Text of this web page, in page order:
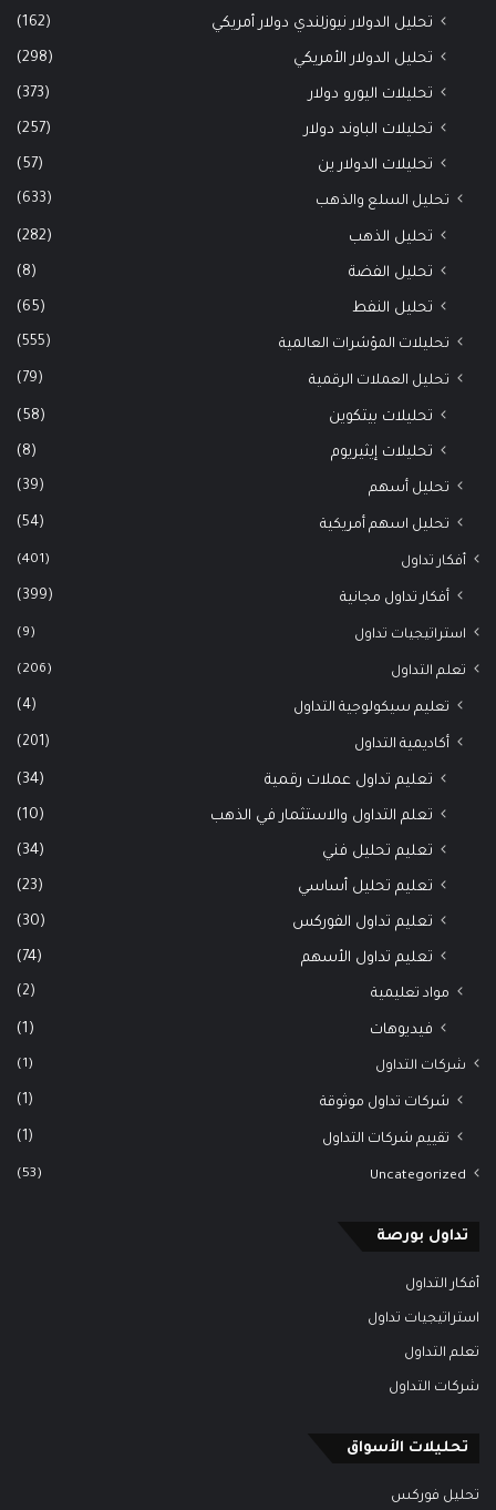
تحليل الدولار نيوزلندي دولار أمريكي (162)
تحليل الدولار الأمريكي (298)
تحليلات اليورو دولار (373)
تحليلات الباوند دولار (257)
تحليلات الدولار ين (57)
تحليل السلع والذهب (633)
تحليل الذهب (282)
تحليل الفضة (8)
تحليل النفط (65)
تحليلات المؤشرات العالمية (555)
تحليل العملات الرقمية (79)
تحليلات بيتكوين (58)
تحليلات إيثيريوم (8)
تحليل أسهم (39)
تحليل اسهم أمريكية (54)
أفكار تداول (401)
أفكار تداول مجانية (399)
استراتيجيات تداول (9)
تعلم التداول (206)
تعليم سيكولوجية التداول (4)
أكاديمية التداول (201)
تعليم تداول عملات رقمية (34)
تعلم التداول والاستثمار في الذهب (10)
تعليم تحليل فني (34)
تعليم تحليل أساسي (23)
تعليم تداول الفوركس (30)
تعليم تداول الأسهم (74)
مواد تعليمية (2)
فيديوهات (1)
شركات التداول (1)
شركات تداول موثوقة (1)
تقييم شركات التداول (1)
Uncategorized
(53)
تداول بورصة
أفكار التداول
استراتيجيات تداول
تعلم التداول
شركات التداول
تحليلات الأسواق
تحليل فوركس